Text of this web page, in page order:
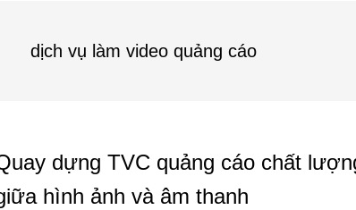
dịch vụ làm video quảng cáo
dựng TVC quảng cáo chất
hình ảnh và âm thanh